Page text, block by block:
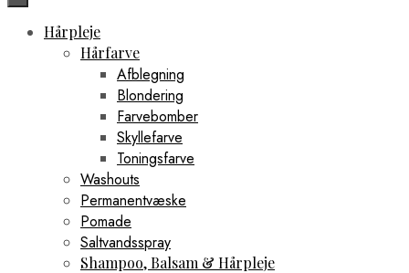
Hårpleje
Hårfarve
Afblegning
Blondering
Farvebomber
Skyllefarve
Toningsfarve
Washouts
Permanentvæske
Pomade
Saltvandsspray
Shampoo, Balsam & Hårpleje